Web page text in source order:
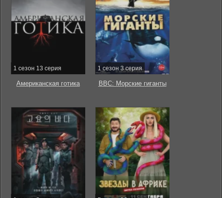
1 сезон 13 серия
Американская готика
1 сезон 3 серия
BBC: Морские гиганты